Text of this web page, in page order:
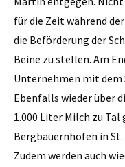
für die Zeit während
die Beförderung der
Beine zu stellen. Am
Unternehmen mit
Ebenfalls wieder über
1.000 Liter Milch zu
Bergbauernhöfen in
Zudem werden auch